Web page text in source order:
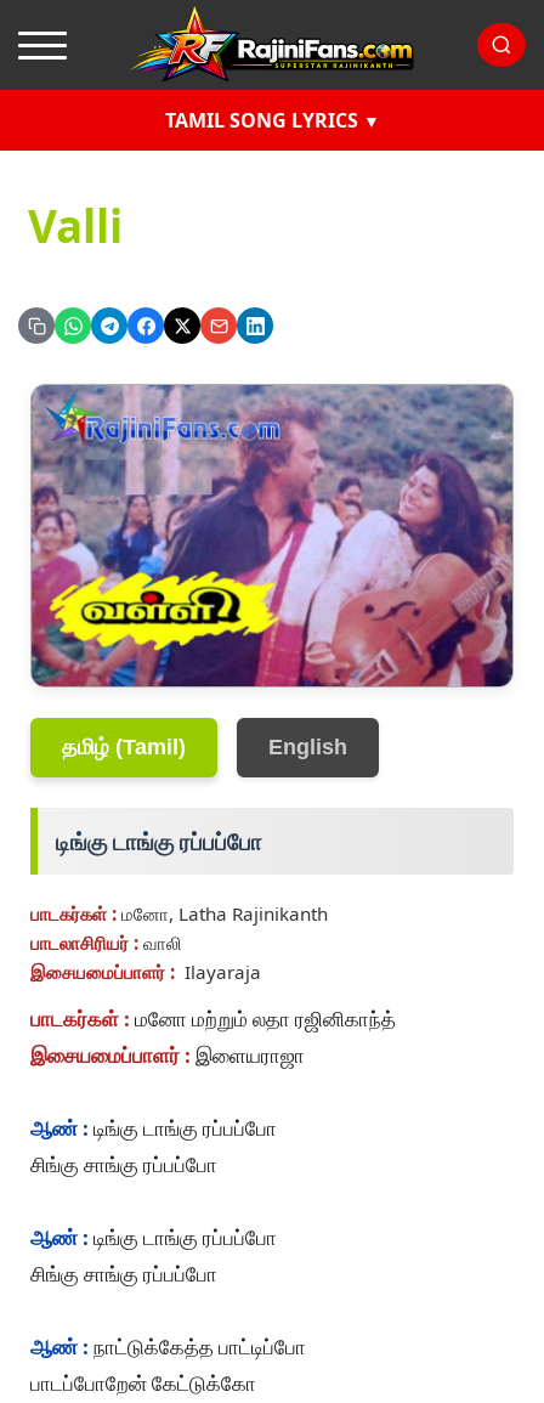
TAMIL SONG LYRICS
Valli
தமிழ் (Tamil) English
டிங்கு டாங்கு ரப்பப்போ
பாடகர்கள் : மனோ, Latha Rajinikanth
பாடலாசிரியர் : வாலி
இசையமைப்பாளர் : Ilayaraja
பாடகர்கள் : மனோ மற்றும் லதா ரஜினிகாந்த்
இசையமைப்பாளர் : இளையராஜா
ஆண் : டிங்கு டாங்கு ரப்பப்போ
சிங்கு சாங்கு ரப்பப்போ
ஆண் : டிங்கு டாங்கு ரப்பப்போ
சிங்கு சாங்கு ரப்பப்போ
ஆண் : நாட்டுக்கேத்த பாட்டிப்போ
பாடப்போறேன் கேட்டுக்கோ